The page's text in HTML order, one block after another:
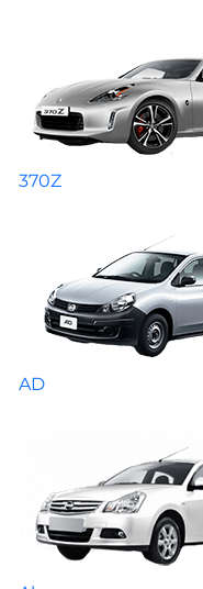
370Z
AD